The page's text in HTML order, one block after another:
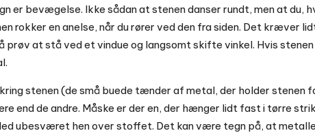
er bevægelse. Ikke sådan at stenen danser rundt, men at du,
rokker en anelse, når du rører ved den fra siden. Det kræver
prøv at stå ved et vindue og langsomt skifte vinkel. Hvis
stenen (de små buede tænder af metal, der holder stenen
end de andre. Måske er der en, der hænger lidt fast i tørre
ubesværet hen over stoffet. Det kan være tegn på, at